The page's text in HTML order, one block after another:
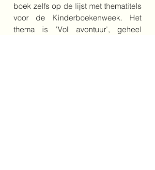
boek zelfs op de lijst met thematitels
voor de Kinderboekenweek. Het
thema is 'Vol avontuur', geheel